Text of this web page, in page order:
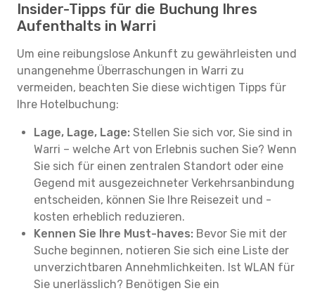
Insider-Tipps für die Buchung Ihres
Aufenthalts in Warri
Um eine reibungslose Ankunft zu gewährleisten und
unangenehme Überraschungen in Warri zu
vermeiden, beachten Sie diese wichtigen Tipps für
Ihre Hotelbuchung:
Lage, Lage, Lage: Stellen Sie sich vor, Sie sind in
Warri – welche Art von Erlebnis suchen Sie? Wenn
Sie sich für einen zentralen Standort oder eine
Gegend mit ausgezeichneter Verkehrsanbindung
entscheiden, können Sie Ihre Reisezeit und -
kosten erheblich reduzieren.
Kennen Sie Ihre Must-haves: Bevor Sie mit der
Suche beginnen, notieren Sie sich eine Liste der
unverzichtbaren Annehmlichkeiten. Ist WLAN für
Sie unerlässlich? Benötigen Sie ein